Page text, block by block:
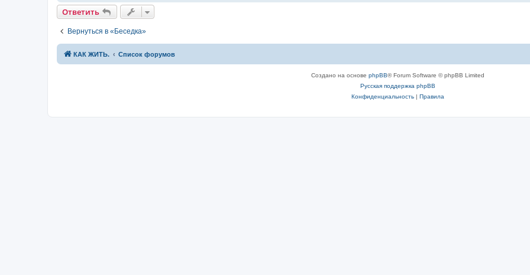
и
е
Ответить
Вернуться в «Беседка»
КАК ЖИТЬ. Список форумов
Создано на основе phpBB® Forum Software © phpBB Limited
Русская поддержка phpBB
Конфиденциальность| Правила